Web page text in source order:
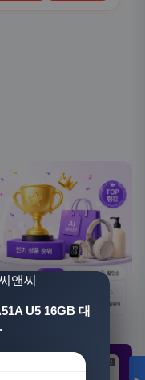
광고
임신준비 임산
U5 16GB 대